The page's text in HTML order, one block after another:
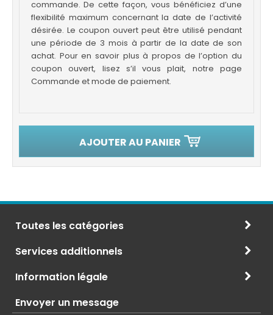
commande. De cette façon, vous bénéficiez d’une
flexibilité maximum concernant la date de l’activité
désirée. Le coupon ouvert peut être utilisé pendant
une période de 3 mois à partir de la date de son
achat. Pour en savoir plus à propos de l’option du
coupon ouvert, lisez s’il vous plait, notre page
Commande et mode de paiement.
AJOUTER AU PANIER
Toutes les catégories
Services additionnels
Information légale
Envoyer un message